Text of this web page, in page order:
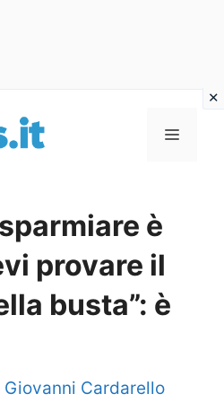
Menu
è
provare il
busta”: è
Giovanni Cardarello